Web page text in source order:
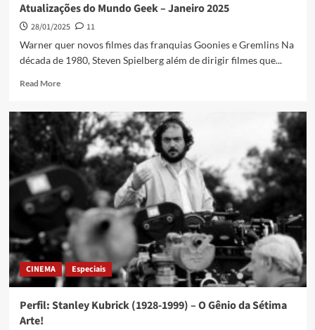
Atualizações do Mundo Geek – Janeiro 2025
28/01/2025
11
Warner quer novos filmes das franquias Goonies e Gremlins Na
década de 1980, Steven Spielberg além de dirigir filmes que...
Read More
CINEMA Especiais
Perfil: Stanley Kubrick (1928-1999) – O Gênio da Sétima
Arte!